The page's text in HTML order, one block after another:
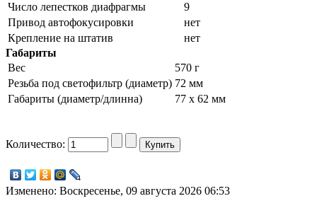
Число лепестков диафрагмы
9
Привод автофокусировки
нет
Крепление на штатив
нет
Габариты
Вес
570 г
Резьба под светофильтр (диаметр) 72 мм
Габариты (диаметр/длинна)
77 x 62 мм
Количество:
Изменено: Воскресенье, 09 августа 2026 06:53